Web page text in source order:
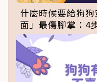
什麼時候要給狗
面」最傷腳掌：4